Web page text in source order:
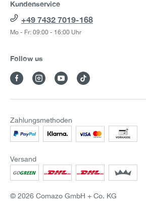
Kundenservice
+49 7432 7019-168
Mo - Fr: 09:00 - 16:00 Uhr
Follow us
Zahlungsmethoden
Versand
© 2026 Comazo GmbH + Co. KG